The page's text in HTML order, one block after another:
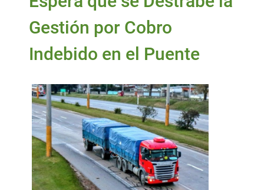
Gestión por Cobro
Indebido en el Puente